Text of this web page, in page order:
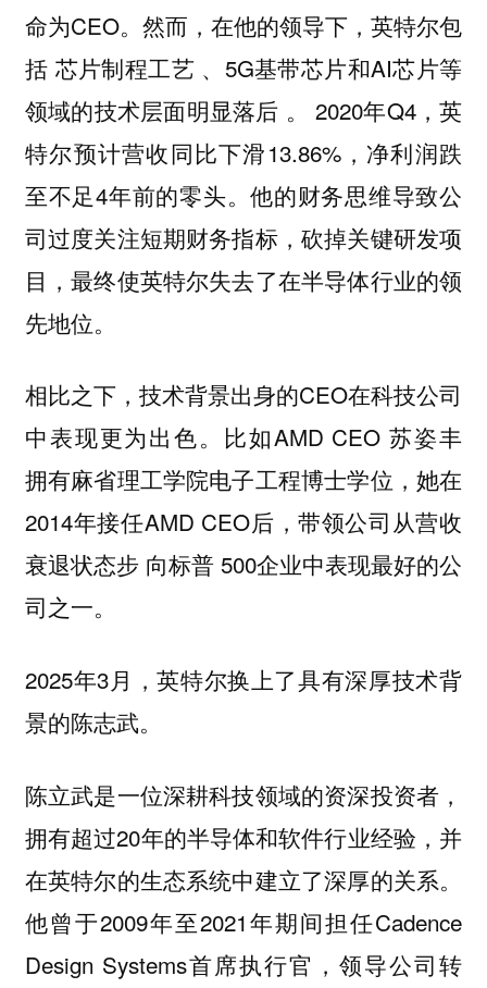
命为CEO。然而，在他的领导下，英特尔包
括 芯片制程工艺 、5G基带芯片和AI芯片等
领域的技术层面明显落后 。 2020年Q4，英
特尔预计营收同比下滑13.86%，净利润跌
至不足4年前的零头。他的财务思维导致公
司过度关注短期财务指标，砍掉关键研发项
目，最终使英特尔失去了在半导体行业的领
先地位。
相比之下，技术背景出身的CEO在科技公司
中表现更为出色。比如AMD CEO 苏姿丰
拥有麻省理工学院电子工程博士学位，她在
2014年接任AMD CEO后，带领公司从营收
衰退状态步 向标普 500企业中表现最好的公
司之一。
2025年3月，英特尔换上了具有深厚技术背
景的陈志武。
陈立武是一位深耕科技领域的资深投资者，
拥有超过20年的半导体和软件行业经验，并
在英特尔的生态系统中建立了深厚的关系。
他曾于2009年至2021年期间担任Cadence
Design Systems首席执行官，领导公司转